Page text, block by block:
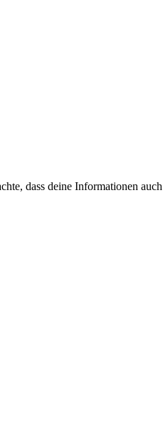
dass deine Informationen